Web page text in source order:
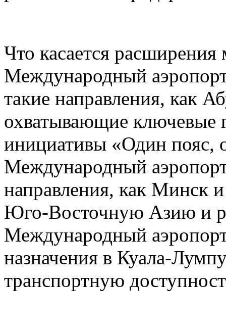
Что касается
Международный
такие направления, как
охватывающие ключевые
инициативы «Один
Международный
направления, как Минск
Юго-Восточную Азию и
Международный
назначения в Куала-
транспортную